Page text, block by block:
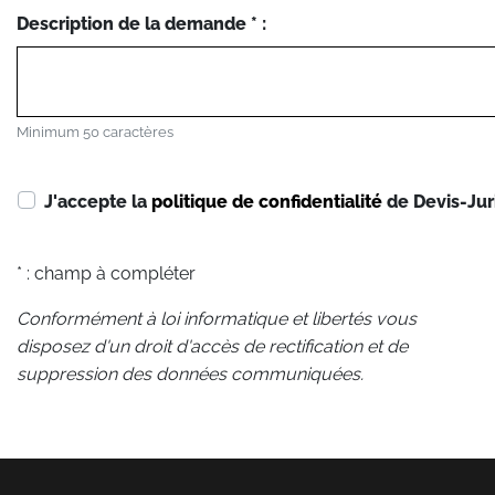
Description de la demande * :
Minimum 50 caractères
J'accepte la politique de confidentialité de Devis-
* : champ à compléter
Conformément à loi informatique et libertés vous
disposez d'un droit d'accès de rectification et de
suppression des données communiquées.